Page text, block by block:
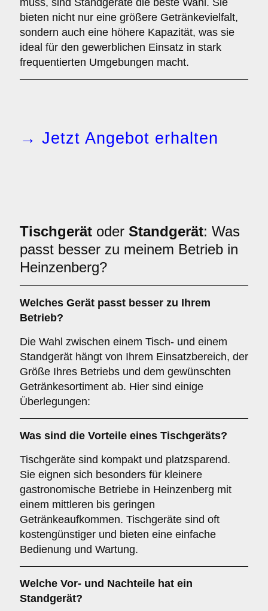
muss, sind Standgeräte die beste Wahl. Sie
bieten nicht nur eine größere Getränkevielfalt,
sondern auch eine höhere Kapazität, was sie
ideal für den gewerblichen Einsatz in stark
frequentierten Umgebungen macht.
→ Jetzt Angebot erhalten
Tischgerät oder Standgerät: Was
passt besser zu meinem Betrieb in
Heinzenberg?
Welches Gerät passt besser zu Ihrem
Betrieb?
Die Wahl zwischen einem Tisch- und einem
Standgerät hängt von Ihrem Einsatzbereich, der
Größe Ihres Betriebs und dem gewünschten
Getränkesortiment ab. Hier sind einige
Überlegungen:
Was sind die Vorteile eines Tischgeräts?
Tischgeräte sind kompakt und platzsparend.
Sie eignen sich besonders für kleinere
gastronomische Betriebe in Heinzenberg mit
einem mittleren bis geringen
Getränkeaufkommen. Tischgeräte sind oft
kostengünstiger und bieten eine einfache
Bedienung und Wartung.
Welche Vor- und Nachteile hat ein
Standgerät?